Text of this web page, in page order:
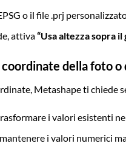
o il file .prj
attiva“Usa altezza sopra il
della foto o
Metashape ti chiede
i valori esistenti
i valori numerici